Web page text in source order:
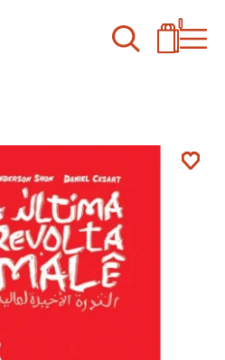
0